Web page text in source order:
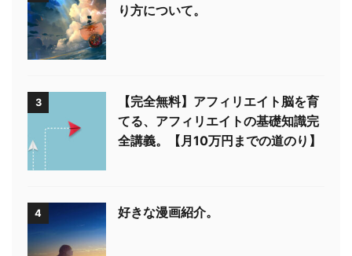
り方について。
3
【完全無料】アフィリエイト脳を育
てる、アフィリエイトの基礎知識完
全講義。【月10万円までの道のり】
4 好きな漫画紹介。